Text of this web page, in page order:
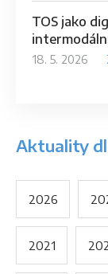
TOS jako
18. 5. 2026
Aktuality
2026
2021